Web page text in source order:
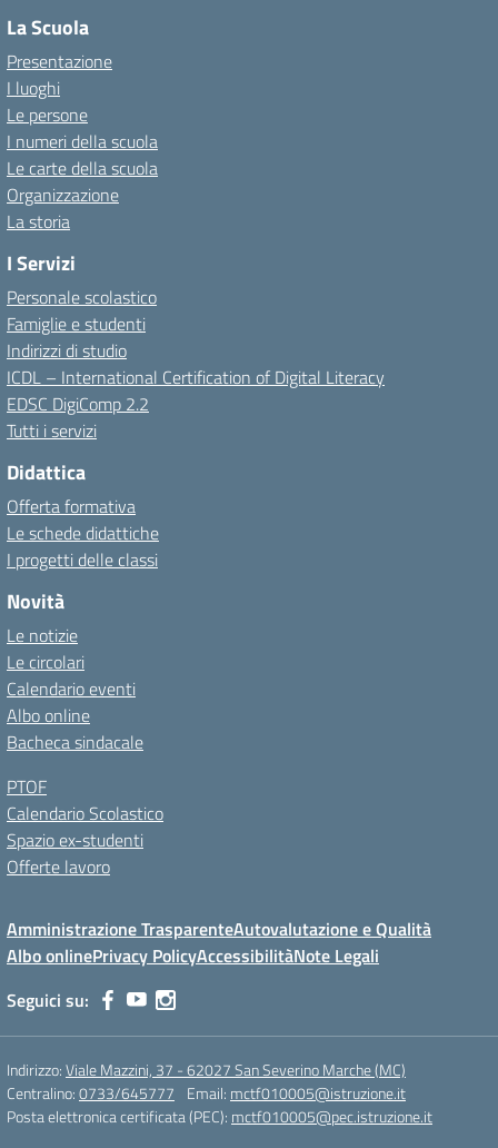
La Scuola
Presentazione
I luoghi
Le persone
I numeri della scuola
Le carte della scuola
Organizzazione
La storia
I Servizi
Personale scolastico
Famiglie e studenti
Indirizzi di studio
ICDL – International Certification of Digital Literacy
EDSC DigiComp 2.2
Tutti i servizi
Didattica
Offerta formativa
Le schede didattiche
I progetti delle classi
Novità
Le notizie
Le circolari
Calendario eventi
Albo online
Bacheca sindacale
PTOF
Calendario Scolastico
Spazio ex-studenti
Offerte lavoro
Amministrazione TrasparenteAutovalutazione e Qualità
Albo onlinePrivacy PolicyAccessibilitàNote Legali
Seguici su:
Indirizzo:Viale Mazzini, 37 - 62027 San Severino Marche (MC)
Centralino:0733/645777 Email: mctf010005@istruzione.it
Posta elettronica certificata (PEC): mctf010005@pec.istruzione.it